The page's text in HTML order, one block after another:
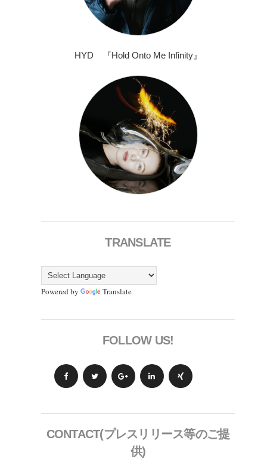
HYD 『Hold Onto Me Infinity』
TRANSLATE
Powered by Translate
FOLLOW US!
CONTACT(プレスリリース等のご提
供)